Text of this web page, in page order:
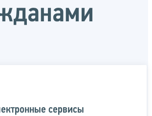
сервисы